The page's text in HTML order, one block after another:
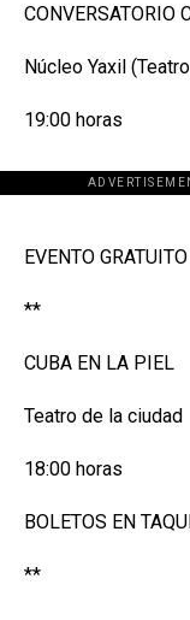
CONVERSATORIO
Núcleo Yaxil
19:00 horas
EVENTO GRATUITO
**
CUBA EN LA PIEL
Teatro de la ciudad
18:00 horas
BOLETOS EN
**